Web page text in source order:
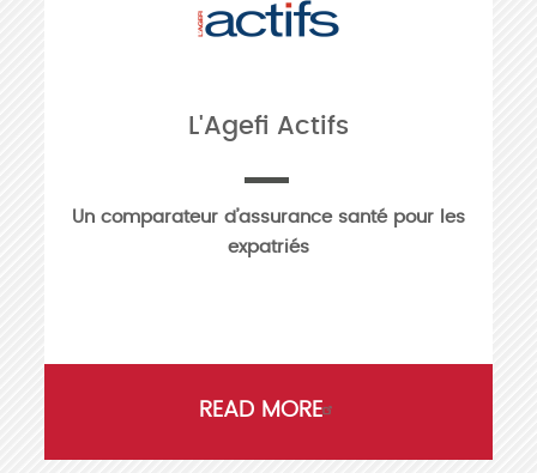
L'Agefi Actifs
Un comparateur d’assurance santé pour les
expatriés
READ MORE